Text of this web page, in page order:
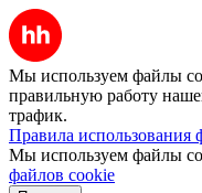
Мы используем файлы
правильную работу
трафик.
Правила использования
Мы используем файлы
файлов cookie